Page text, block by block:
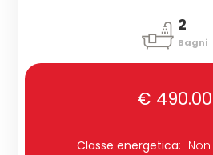
2
Bagni
€
Classe energetica: